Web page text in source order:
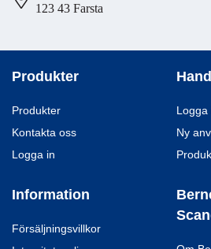
123 43 Farsta
Produkter
Produkter
Kontakta oss
Logga in
Logga
Ny
Information
Försäljningsvillkor